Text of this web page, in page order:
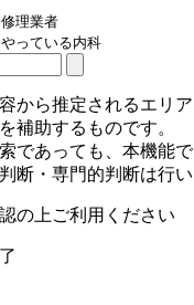
理業者
っている内科
から推定されるエリア
補助するものです。
であっても、本機能
断・専門的判断は行い
の上ご利用ください